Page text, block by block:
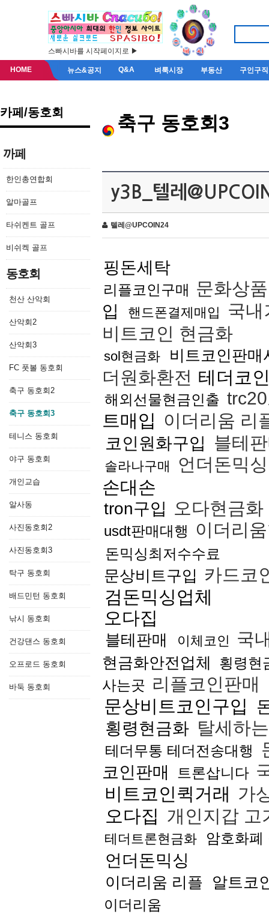
스빠시바를 시작페이지로 ▶
HOME 뉴스&공지 Q&A 벼룩시장 부동산 구인구직
카페/동호회
까페
한인총연합회
알마골프
타쉬켄트 골프
비쉬켁 골프
동호회
천산 산악회
산악회2
산악회3
FC 풋볼 동호회
축구 동호회2
축구 동호회3
테니스 동호회
야구 동호회
개인교습
알사동
사진동호회2
사진동호회3
탁구 동호회
배드민턴 동호회
낚시 동호회
건강댄스 동호회
오프로드 동호회
바둑 동호회
축구 동호회3
y3B_텔레
텔레@UPCOIN24
핑돈세탁
리플코인구매 문화상
입 핸드폰결제매입
국
비트코인 현금화
sol현금화 비트코인판매
더원화환전 테더코
해외선물현금인출
트매입 이더리움 리
코인원화구입 블테
솔라나구매
언더돈믹
손대손
tron구입 오다현금화
usdt판매대행 이더리
돈믹싱최저수수료
문상비트구입 카드코
검돈믹싱업체
오다집
블테판매 이체코인 국
현금화안전업체
횡령현
사는곳 리플코인판매
문상비트코인구입
횡령현금화 탈세하
테더무통 테더전송대행
코인판매 트론삽니다
비트코인퀵거래 가
오다집 개인지갑 고
테더트론현금화 암호화폐
언더돈믹싱
이더리움 리플 알트코
이더리움